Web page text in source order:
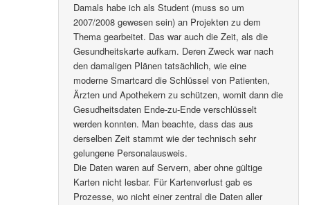
Damals habe ich als Student (muss so um
2007/2008 gewesen sein) an Projekten zu dem
Thema gearbeitet. Das war auch die Zeit, als die
Gesundheitskarte aufkam. Deren Zweck war nach
den damaligen Plänen tatsächlich, wie eine
moderne Smartcard die Schlüssel von Patienten,
Ärzten und Apothekern zu schützen, womit dann die
Gesudheitsdaten Ende-zu-Ende verschlüsselt
werden konnten. Man beachte, dass das aus
derselben Zeit stammt wie der technisch sehr
gelungene Personalausweis.
Die Daten waren auf Servern, aber ohne gültige
Karten nicht lesbar. Für Kartenverlust gab es
Prozesse, wo nicht einer zentral die Daten aller